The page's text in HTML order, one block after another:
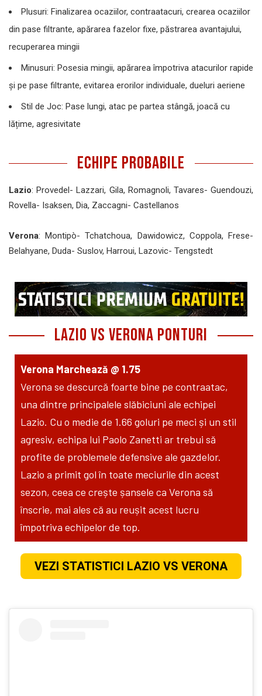
Plusuri: Finalizarea ocaziilor, contraatacuri, crearea ocaziilor
din pase filtrante, apărarea fazelor fixe, păstrarea avantajului,
recuperarea mingii
Minusuri: Posesia mingii, apărarea împotriva atacurilor rapide
și pe pase filtrante, evitarea erorilor individuale, dueluri aeriene
Stil de Joc: Pase lungi, atac pe partea stângă, joacă cu
lățime, agresivitate
ECHIPE PROBABILE
Lazio:Provedel- Lazzari, Gila, Romagnoli, Tavares- Guendouzi,
Rovella- Isaksen, Dia, Zaccagni- Castellanos
Verona: Montipò- Tchatchoua, Dawidowicz, Coppola, Frese-
Belahyane, Duda- Suslov, Harroui, Lazovic- Tengstedt
Lazio vs Verona Ponturi
Verona Marchează @ 1.75
Verona se descurcă foarte bine pe contraatac,
una dintre principalele slăbiciuni ale echipei
Lazio. Cu o medie de 1.66 goluri pe meci și un stil
agresiv, echipa lui Paolo Zanetti ar trebui să
profite de problemele defensive ale gazdelor.
Lazio a primit gol în toate meciurile din acest
sezon, ceea ce crește șansele ca Verona să
înscrie, mai ales că au reușit acest lucru
împotriva echipelor de top.
VEZI STATISTICI LAZIO VS VERONA